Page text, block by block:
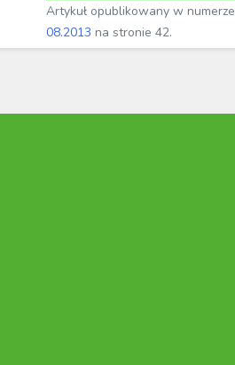
Artykuł opublikowany w numerze
08.2013 na stronie 42.